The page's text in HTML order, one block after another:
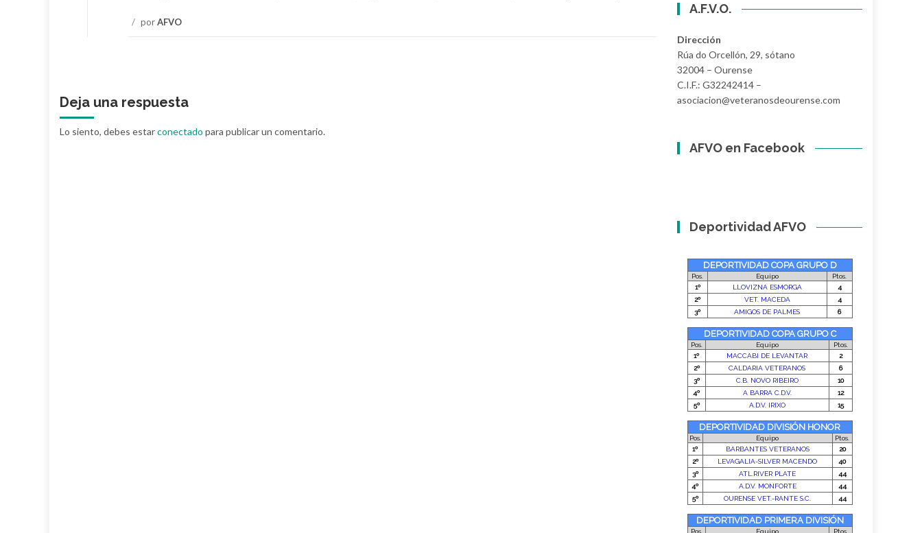
/ porAFVO
Deja una respuesta
Lo siento, debes estarconectado para publicar un comentario.
A.F.V.O.
Dirección
Rúa do Orcellón, 29, sótano
32004 – Ourense
C.I.F.: G32242414 –
asociacion@veteranosdeourense.com
AFVO en Facebook
Deportividad AFVO